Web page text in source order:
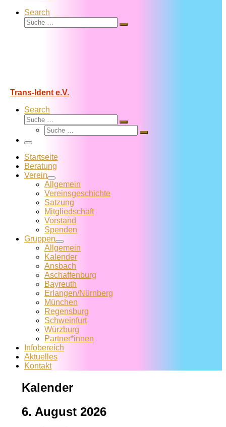
Search
Suche
Suche
Trans-Ident e.V.
Search
Suche
Suche
Suche
Suche
Menü
Startseite
Beratung
Verein
Allgemein
Vereins­geschichte
Satzung
Mitglied­schaft
Vorstand
Spenden
Gruppen
Allgemein
Kalender
Ansbach
Aschaffenburg
Bayreuth
Erlangen/Nürnberg
München
Regensburg
Schweinfurt
Würzburg
Partner*innen
Infobereich
Aktuelles
Kontakt
Kalender
6. August 2026